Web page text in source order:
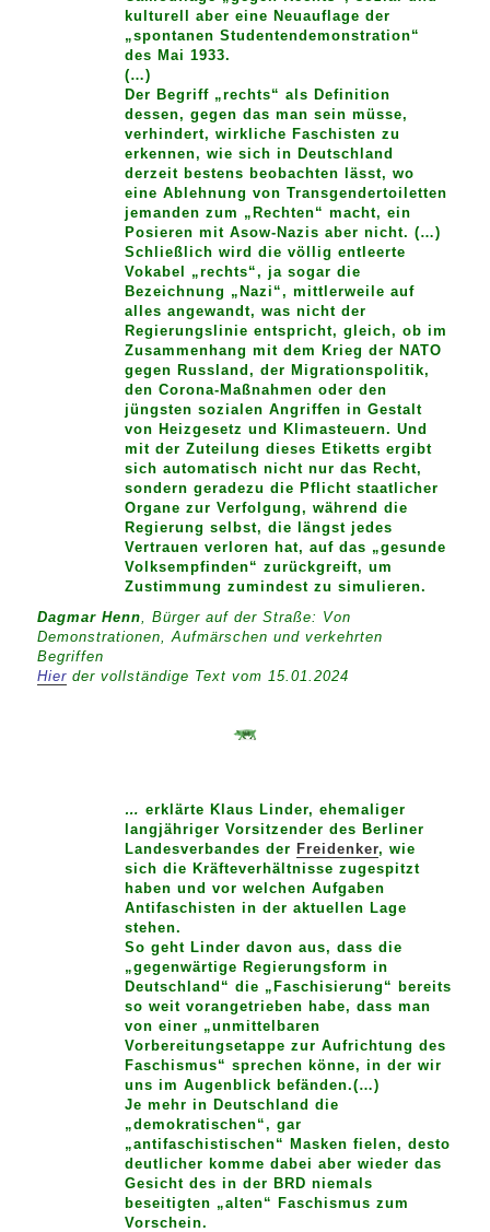
kulturell aber eine Neuauflage der
„spontanen Studentendemonstration“
des Mai 1933.
(…)
Der Begriff „rechts“ als Definition
dessen, gegen das man sein müsse,
verhindert, wirkliche Faschisten zu
erkennen, wie sich in Deutschland
derzeit bestens beobachten lässt, wo
eine Ablehnung von Transgendertoiletten
jemanden zum „Rechten“ macht, ein
Posieren mit Asow-Nazis aber nicht. (…)
Schließlich wird die völlig entleerte
Vokabel „rechts“, ja sogar die
Bezeichnung „Nazi“, mittlerweile auf
alles angewandt, was nicht der
Regierungslinie entspricht, gleich, ob im
Zusammenhang mit dem Krieg der NATO
gegen Russland, der Migrationspolitik,
den Corona-Maßnahmen oder den
jüngsten sozialen Angriffen in Gestalt
von Heizgesetz und Klimasteuern. Und
mit der Zuteilung dieses Etiketts ergibt
sich automatisch nicht nur das Recht,
sondern geradezu die Pflicht staatlicher
Organe zur Verfolgung, während die
Regierung selbst, die längst jedes
Vertrauen verloren hat, auf das „gesunde
Volksempfinden“ zurückgreift, um
Zustimmung zumindest zu simulieren.
Dagmar Henn , Bürger auf der Straße: Von
Demonstrationen, Aufmärschen und verkehrten
Begriffen
Hier der vollständige Text vom 15.01.2024
… erklärte Klaus Linder, ehemaliger
langjähriger Vorsitzender des Berliner
Landesverbandes derFreidenker, wie
sich die Kräfteverhältnisse zugespitzt
haben und vor welchen Aufgaben
Antifaschisten in der aktuellen Lage
stehen.
So geht Linder davon aus, dass die
„gegenwärtige Regierungsform in
Deutschland“ die „Faschisierung“ bereits
so weit vorangetrieben habe, dass man
von einer „unmittelbaren
Vorbereitungsetappe zur Aufrichtung des
Faschismus“ sprechen könne, in der wir
uns im Augenblick befänden.(…)
Je mehr in Deutschland die
„demokratischen“, gar
„antifaschistischen“ Masken fielen, desto
deutlicher komme dabei aber wieder das
Gesicht des in der BRD niemals
beseitigten „alten“ Faschismus zum
Vorschein.